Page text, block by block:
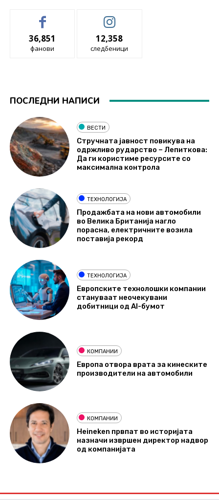
36,851
фанови
12,358
следбеници
ПОСЛЕДНИ НАПИСИ
ВЕСТИ
Стручната јавност повикува на
одржливо рударство – Лепиткова:
Да ги користиме ресурсите со
максимална контрола
ТЕХНОЛОГИЈА
Продажбата на нови автомобили
во Велика Британија нагло
порасна, електричните возила
поставија рекорд
ТЕХНОЛОГИЈА
Европските технолошки компании
стануваат неочекувани
добитници од AI-бумот
КОМПАНИИ
Европа отвора врата за кинеските
производители на автомобили
КОМПАНИИ
Heineken првпат во историјата
назначи извршен директор надвор
од компанијата